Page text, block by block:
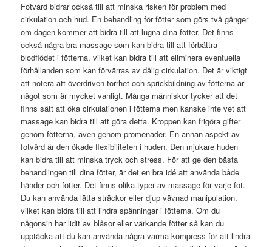
Fotvård bidrar också till att minska risken för problem med
cirkulation och hud. En behandling för fötter som görs två gånger
om dagen kommer att bidra till att lugna dina fötter. Det finns
också några bra massage som kan bidra till att förbättra
blodflödet i fötterna, vilket kan bidra till att eliminera eventuella
förhållanden som kan förvärras av dålig cirkulation. Det är viktigt
att notera att överdriven torrhet och sprickbildning av fötterna är
något som är mycket vanligt. Många människor tycker att det
finns sätt att öka cirkulationen i fötterna men kanske inte vet att
massage kan bidra till att göra detta. Kroppen kan frigöra gifter
genom fötterna, även genom promenader. En annan aspekt av
fotvård är den ökade flexibiliteten i huden. Den mjukare huden
kan bidra till att minska tryck och stress. För att ge den bästa
behandlingen till dina fötter, är det en bra idé att använda både
händer och fötter. Det finns olika typer av massage för varje fot.
Du kan använda lätta sträckor eller djup vävnad manipulation,
vilket kan bidra till att lindra spänningar i fötterna. Om du
någonsin har lidit av blåsor eller värkande fötter så kan du
upptäcka att du kan använda några varma kompress för att lindra